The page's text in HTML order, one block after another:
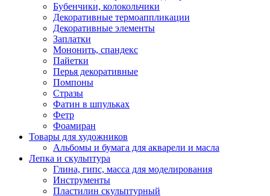
Бубенчики, колокольчики
Декоративные термоаппликации
Декоративные элементы
Заплатки
Мононить, спандекс
Пайетки
Перья декоративные
Помпоны
Стразы
Фатин в шпульках
Фетр
Фоамиран
Товары для художников
Альбомы и бумага для акварели и масла
Лепка и скульптура
Глина, гипс, масса для моделирования
Инструменты
Пластилин скульптурный